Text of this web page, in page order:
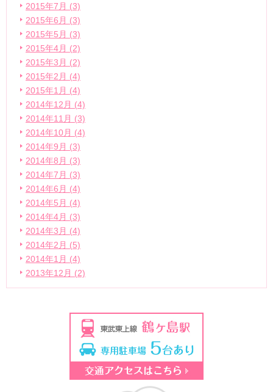
2015年7月 (3)
2015年6月 (3)
2015年5月 (3)
2015年4月 (2)
2015年3月 (2)
2015年2月 (4)
2015年1月 (4)
2014年12月 (4)
2014年11月 (3)
2014年10月 (4)
2014年9月 (3)
2014年8月 (3)
2014年7月 (3)
2014年6月 (4)
2014年5月 (4)
2014年4月 (3)
2014年3月 (4)
2014年2月 (5)
2014年1月 (4)
2013年12月 (2)